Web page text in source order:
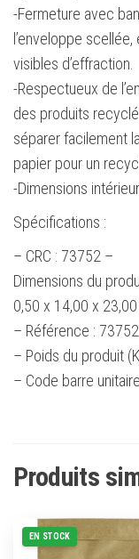
-Fermeture avec
l’enveloppe
visibles d’effraction.
-Respectueux de
des produits
séparer facilement
papier pour un
-Dimensions
Spécifications :
– CRC : 73752 –
Dimensions du
0,50 x 14,00 x 23,00
– Référence :
– Poids du produit
– Code barre
Produits
EN STOCK